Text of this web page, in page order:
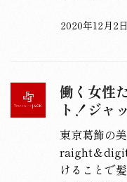
2020年12月2日
働く女性
ト！ジャ
東京葛飾の
raight＆
けることで